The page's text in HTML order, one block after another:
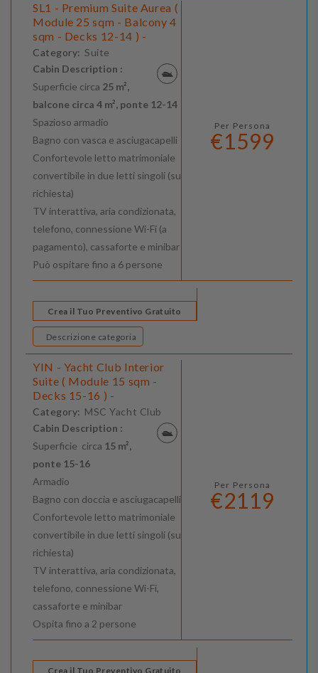
SL1 - Premium Suite Aurea (
Module 25 sqm - Balcony 4
sqm - Decks 12-14 ) -
Category: Suite
Cabin Description :
Superficie circa 25 m²,
balcone circa 4 m², ponte 12-14
Spazioso armadio
Bagno con vasca e asciugacapelli
Confortevole letto matrimoniale
convertibile in due letti singoli (su
richiesta)
TV interattiva, aria condizionata,
telefono, connessione Wi-Fi (a
pagamento), cassaforte e minibar
Può ospitare fino a 6 persone
Per Persona
€1599
Crea il Tuo Preventivo Gratuito
Descrizione categoria
YIN - Yacht Club Interior
Suite ( Module 15 sqm -
Decks 15-16 ) -
Category: MSC Yacht Club
Cabin Description :
Superficie circa 15 m²,
ponte 15-16
Armadio
Bagno con doccia e asciugacapelli
Confortevole letto matrimoniale
convertibile in due letti singoli (su
richiesta)
TV interattiva, aria condizionata,
telefono, connessione Wi-Fi,
cassaforte e minibar
Ospita fino a 2 persone
Per Persona
€2119
Crea il Tuo Preventivo Gratuito